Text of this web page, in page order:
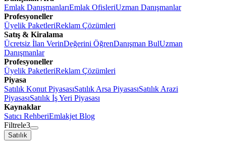
Emlak DanışmanlarıEmlak OfisleriUzman Danışmanlar
Profesyoneller
Üyelik PaketleriReklam Çözümleri
Satış & Kiralama
Ücretsiz İlan VerinDeğerini ÖğrenDanışman BulUzman
Danışmanlar
Profesyoneller
Üyelik PaketleriReklam Çözümleri
Piyasa
Satılık Konut PiyasasıSatılık Arsa PiyasasıSatılık Arazi
PiyasasıSatılık İş Yeri Piyasası
Kaynaklar
Satıcı RehberiEmlakjet Blog
Filtrele3
Satılık